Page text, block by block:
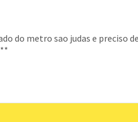
do metro sao judas e preciso de